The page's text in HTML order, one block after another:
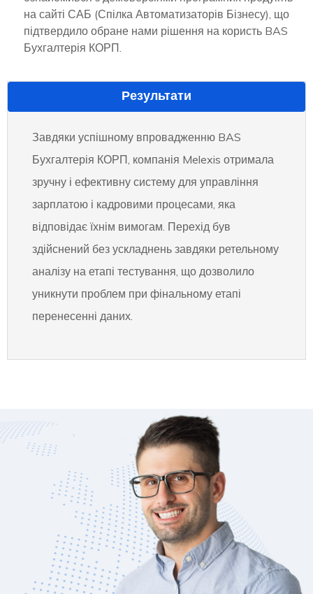
на сайті САБ (Спілка Автоматизаторів Бізнесу), що
підтвердило обране нами рішення на користь BAS
Бухгалтерія КОРП.
Результати
Завдяки успішному впровадженню BAS
Бухгалтерія КОРП, компанія Melexis отримала
зручну і ефективну систему для управління
зарплатою і кадровими процесами, яка
відповідає їхнім вимогам. Перехід був
здійснений без ускладнень завдяки ретельному
аналізу на етапі тестування, що дозволило
уникнути проблем при фінальному етапі
перенесенні даних.